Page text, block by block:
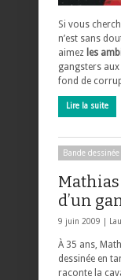
Si vous
n’est sans
aimez les
gangsters
fond de
Lire la suite
Bande dessinée
d’un
9 juin 2009 |
À 35 ans,
dessinée en
raconte la